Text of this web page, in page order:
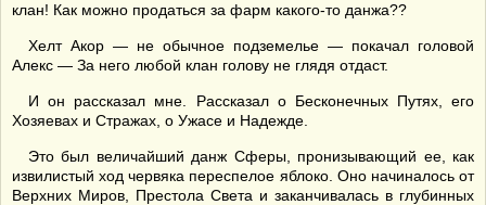
клан! Как можно продаться за фарм какого-то данжа??
Хелт Акор — не обычное подземелье — покачал головой
Алекс — За него любой клан голову не глядя отдаст.
И он рассказал мне. Рассказал о Бесконечных Путях, его
Хозяевах и Стражах, о Ужасе и Надежде.
Это был величайший данж Сферы, пронизывающий ее, как
извилистый ход червяка переспелое яблоко. Оно начиналось от
Верхних Миров, Престола Света и заканчивалась в глубинных